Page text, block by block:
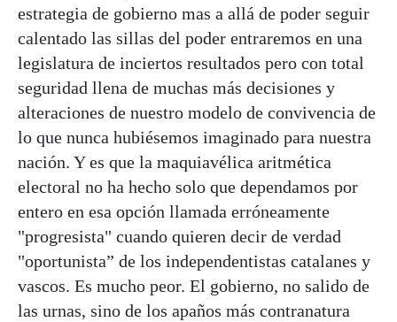
estrategia de gobierno mas a allá de poder seguir
calentado las sillas del poder entraremos en una
legislatura de inciertos resultados pero con total
seguridad llena de muchas más decisiones y
alteraciones de nuestro modelo de convivencia de
lo que nunca hubiésemos imaginado para nuestra
nación. Y es que la maquiavélica aritmética
electoral no ha hecho solo que dependamos por
entero en esa opción llamada erróneamente
"progresista" cuando quieren decir de verdad
"oportunista” de los independentistas catalanes y
vascos. Es mucho peor. El gobierno, no salido de
las urnas, sino de los apaños más contranatura